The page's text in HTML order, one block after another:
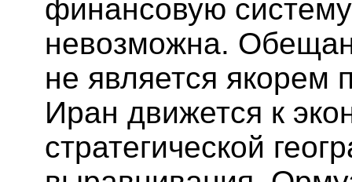
финансовую
невозможна.
не является якорем
Иран движется к
стратегической